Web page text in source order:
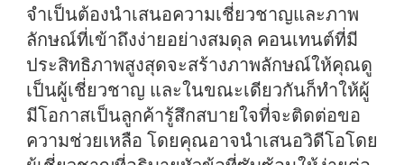
จำเป็นต้องนำเสนอความเชี่ยวชาญและภาพ
ลักษณ์ที่เข้าถึงง่ายอย่างสมดุล คอนเทนต์ที่มี
ประสิทธิภาพสูงสุดจะสร้างภาพลักษณ์ให้คุณดู
เป็นผู้เชี่ยวชาญ และในขณะเดียวกันก็ทำให้ผู้
มีโอกาสเป็นลูกค้ารู้สึกสบายใจที่จะติดต่อขอ
ความช่วยเหลือ โดยคุณอาจนำเสนอวิดีโอโดย